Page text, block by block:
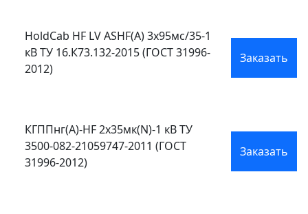
HoldCab HF LV ASHF(А) 3х95мс/35-1
кВ ТУ 16.К73.132-2015 (ГОСТ 31996-
2012)
Заказать
КГППнг(А)-HF 2х35мк(N)-1 кВ ТУ
3500-082-21059747-2011 (ГОСТ
31996-2012)
Заказать